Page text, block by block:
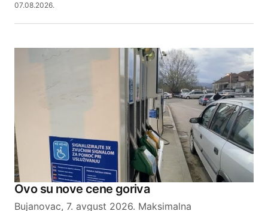
07.08.2026.
Ovo su nove cene goriva
Bujanovac, 7. avgust 2026. Maksimalna